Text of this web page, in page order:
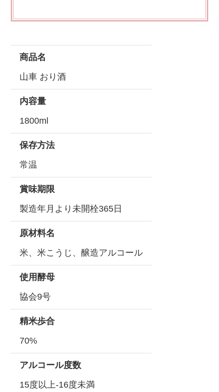
商品名
山車 おり酒
内容量
1800ml
保存方法
常温
賞味期限
製造年月より未開栓365日
原材料名
米、米こうじ、醸造アルコール
使用酵母
協会9号
精米歩合
70%
アルコール度数
15度以上-16度未満